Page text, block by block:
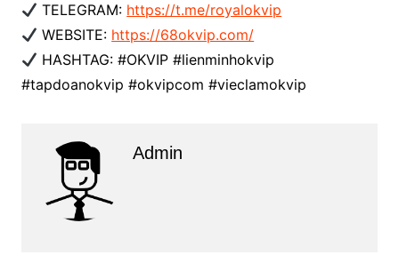
TELEGRAM: https://t.me/royalokvip
WEBSITE: https://68okvip.com/
HASHTAG: #OKVIP #lienminhokvip
#tapdoanokvip #okvipcom #vieclamokvip
Admin